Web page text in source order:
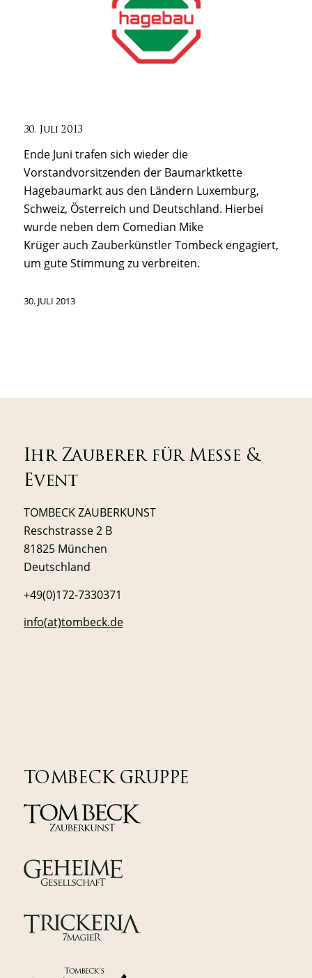
30. Juli 2013
Ende Juni trafen sich wieder die
Vorstandvorsitzenden der Baumarktkette
Hagebaumarkt aus den Ländern Luxemburg,
Schweiz, Österreich und Deutschland. Hierbei
wurde neben dem Comedian Mike
Krügerauch Zauberkünstler Tombeckengagiert,
um gute Stimmung zu verbreiten.
30. JULI 2013
Ihr Zauberer für Messe &
Event
TOMBECK ZAUBERKUNST
Reschstrasse 2 B
81825 München
Deutschland
+49(0)172-7330371
info(at)tombeck.de
TOMBECK GRUPPE